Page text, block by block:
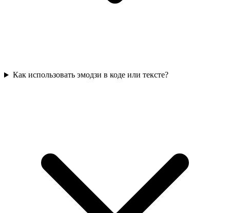
Как использовать эмодзи в коде или тексте?